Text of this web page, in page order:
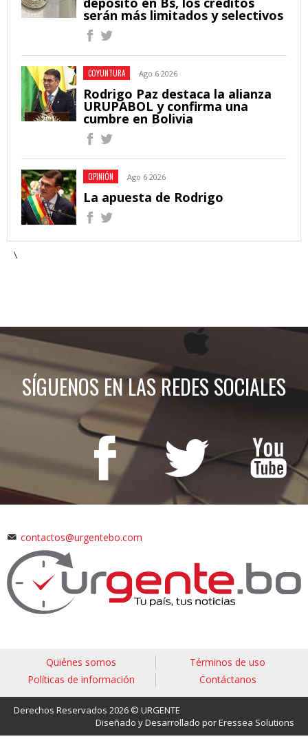
serán más limitados y selectivos
COYUNTURA Ago 6 2026
Rodrigo Paz destaca la alianza
URUPABOL y confirma una
cumbre en Bolivia
OPINIÓN Ago 6 2026
La apuesta de Rodrigo
\
SÍGUENOS EN LAS REDES SOCIALES
contactos@urgentebo.com
Quiénes somos
Términos de uso
Políticas de información
Contáctanos
Derechos Reservados 2026 © URGENTE
Diseñado y Desarrollado por Eressea Solutions